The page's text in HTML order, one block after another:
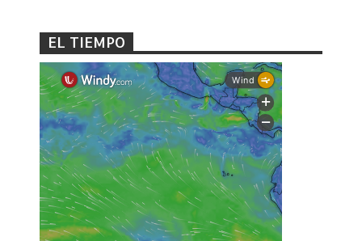
EL TIEMPO